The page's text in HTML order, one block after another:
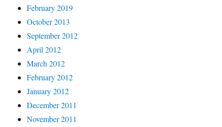
February 2019
October 2013
September 2012
April 2012
March 2012
February 2012
January 2012
December 2011
November 2011